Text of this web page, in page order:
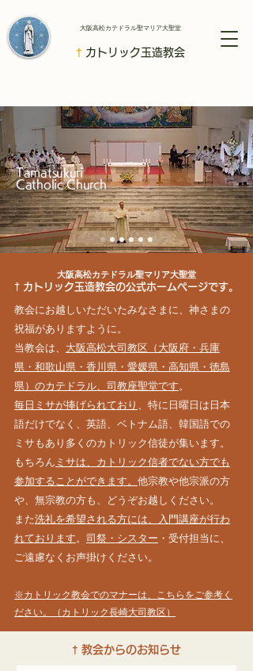
† カトリック玉造教会
​大阪高松カテドラル聖マリア大聖堂
Tamatsukuri
Catholic Church
大阪高松カテドラル聖マリア大聖堂
† カトリック玉造教会の公式ホームページです。
教会にお越しいただいたみなさまに、神さまの
祝福がありますように。
当教会は、 大阪高松大司教区（大阪府・兵庫
県・和歌山県・香川県・愛媛県・高知県・徳島
県）のカテドラル、司教座聖堂です。
毎日ミサが捧げられており 、特に日曜日は日本
語だけでなく、英語、ベトナム語、韓国語での
ミサもあり多くのカトリック信徒が集います。
もちろん ミサは、カトリック信者でない方でも
参加することができます。 他宗教や他宗派の方
や、無宗教の方も、どうぞお越しください。
また洗礼を希望される方には、入門講座が行わ
れております。 司祭・シスター ・受付担当に、
ご遠慮なくお声掛けください。
※カトリック教会でのマナーは、こちらをご参考く
ださい。（カトリック長崎大司教区）
† 教会からのお知らせ